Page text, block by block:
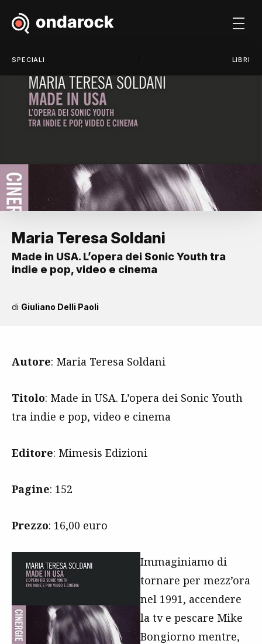
SPECIALI LIBRI
Maria Teresa Soldani
Made in USA. L’opera dei Sonic Youth tra
indie e pop, video e cinema
di Giuliano Delli Paoli
Autore: Maria Teresa Soldani
Titolo: Made in USA. L’opera dei Sonic Youth
tra indie e pop, video e cinema
Editore: Mimesis Edizioni
Pagine: 152
Prezzo: 16,00 euro
Immaginiamo di
tornare per mezz’ora
nel 1991, accendere
la tv e pescare Mike
Bongiorno mentre,